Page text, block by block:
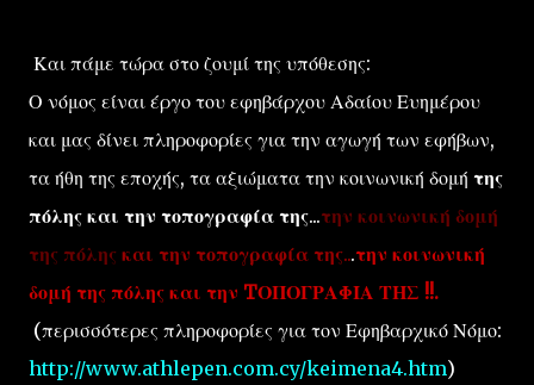
Και πάμε τώρα στο ζουμί της υπόθεσης:
Ο νόμος είναι έργο του εφηβάρχου Αδαίου Ευημέρου
και μας δίνει πληροφορίες για την αγωγή των εφήβων,
τα ήθη της εποχής, τα αξιώματα την κοινωνική δομή της
πόλης και την τοπογραφία της...την κοινωνική δομή
της πόλης και την τοπογραφία της...την κοινωνική
δομή της πόλης και την TΟΠΟΓΡΑΦΙΑ ΤΗΣ !!.
(περισσότερες πληροφορίες για τον Εφηβαρχικό Νόμο:
http://www.athlepen.com.cy/keimena4.htm)